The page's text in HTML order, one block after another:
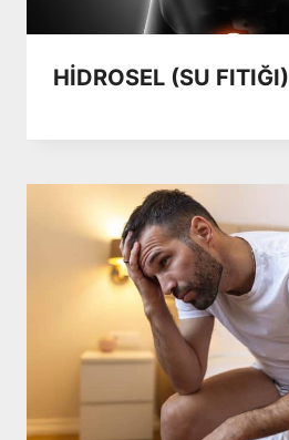
HİDROSEL (SU FITIĞI)